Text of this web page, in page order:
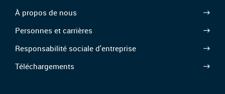
À propos de nous
Personnes et carrières
Responsabilité sociale d'entreprise
Téléchargements